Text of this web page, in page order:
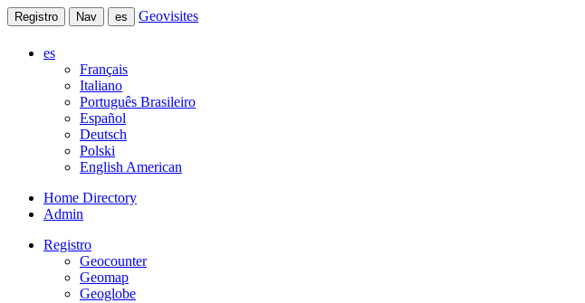
Registro Nav es Geovisites
es
Français
Italiano
Português Brasileiro
Español
Deutsch
Polski
English American
Home Directory
Admin
Registro
Geocounter
Geomap
Geoglobe